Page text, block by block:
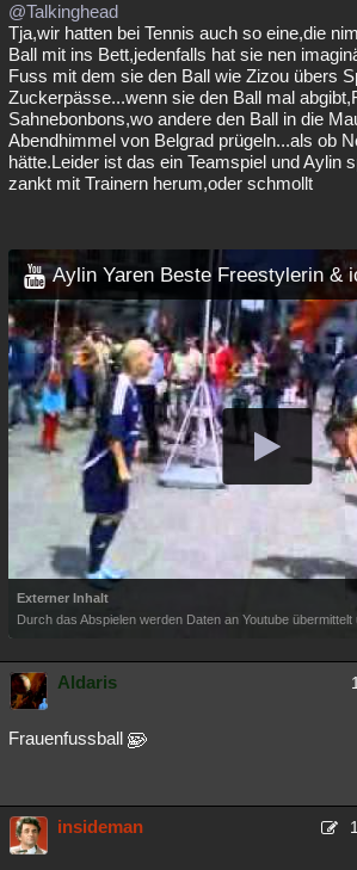
@Talkinghead
Tja,wir hatten bei Tennis auch so eine,die
Ball mit ins Bett,jedenfalls hat sie nen
Fuss mit dem sie den Ball wie Zizou übers
Zuckerpässe...wenn sie den Ball mal
Sahnebonbons,wo andere den Ball in die
Abendhimmel von Belgrad prügeln...als ob
hätte.Leider ist das ein Teamspiel und Aylin
zankt mit Trainern herum,oder schmollt
Aylin Yaren Beste Freestylerin &
Externer Inhalt
Durch das Abspielen werden Daten an Youtube
Aldaris
Frauenfussball
insideman